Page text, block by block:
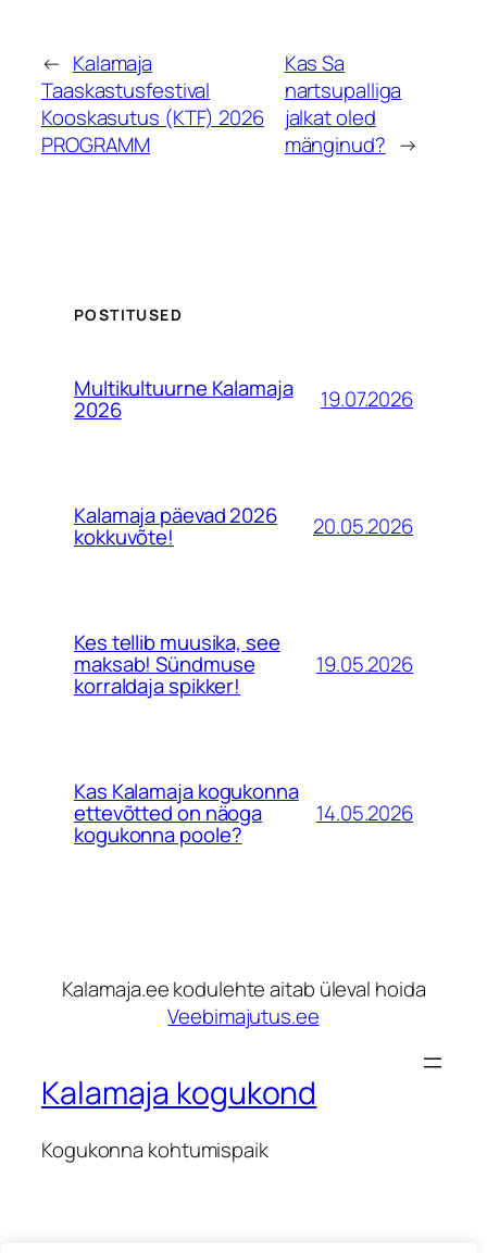
← Kalamaja
Taaskastusfestival
Kooskasutus (KTF) 2026
PROGRAMM
Kas Sa
nartsupalliga
jalkat oled
mänginud? →
POSTITUSED
Multikultuurne Kalamaja
2026 19.07.2026
Kalamaja päevad 2026
kokkuvõte! 20.05.2026
Kes tellib muusika, see
maksab! Sündmuse
korraldaja spikker!
19.05.2026
Kas Kalamaja kogukonna
ettevõtted on näoga
kogukonna poole?
14.05.2026
Kalamaja.ee kodulehte aitab üleval hoida
Veebimajutus.ee
Kalamaja kogukond
Kogukonna kohtumispaik